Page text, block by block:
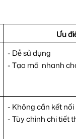
Ưu
- Dễ sử dụng
- Tạo mã nhanh
- Không cần kết
- Tùy chỉnh chi tiết